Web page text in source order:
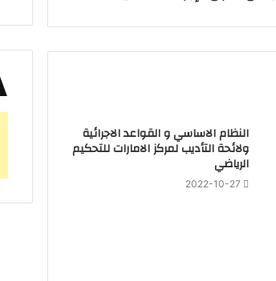
النظام الاساسي و القواعد الاجرائية
ولائحة التأديب لمركز الامارات للتحكيم
الرياضي
2022-10-27